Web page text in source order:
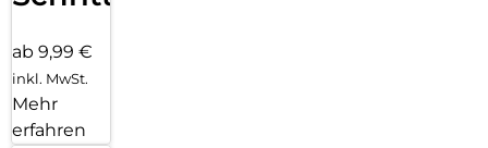
ab 9,99 €
inkl. MwSt.
Mehr
erfahren